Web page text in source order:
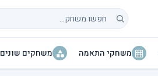
חיפוש משחקים
משחקי התאמה משחקים שונים